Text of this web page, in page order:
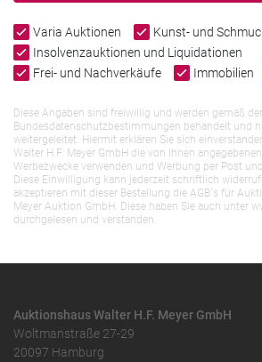
Varia Auktionen
Kunst- und
Insolvenzauktionen und Liquidationen
Frei- und Nachverkäufe
Immobilien
Diese Angaben sind freiwillig und werden gemäß
Bundesdatenschutzbestimmungen behandelt und
weitergeleitet. Hiermit erklären Sie sich
Walter H.F. Meyer GmbH die von Ihnen
Werbezwecke verwenden und Werbung per Post
Diese Einwilligung kann jederzeit schriftlich
akzeptieren mit dieser Bestellung die AGB`s für
Meyer Auktion GmbH. Diese haben Sie auch unter
durchgelesen und verstanden.
Auktionshaus Walter H.F. Meyer GmbH
Woltmanstraße 27-29
20097 Hamburg